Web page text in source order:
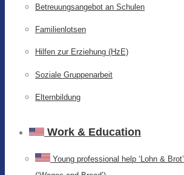
Betreuungsangebot an Schulen
Familienlotsen
Hilfen zur Erziehung (HzE)
Soziale Gruppenarbeit
Elternbildung
Work & Education
Young professional help ‘Lohn & Brot’